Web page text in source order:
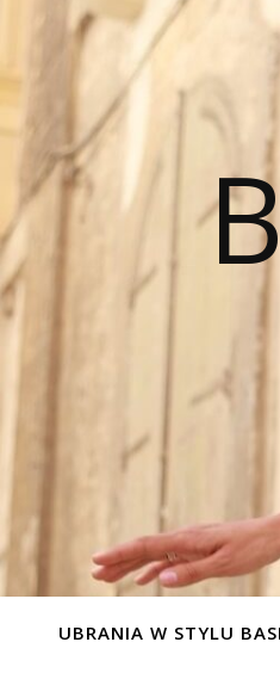
UBRANIA W STYLU